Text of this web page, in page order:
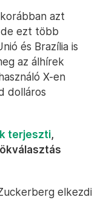
azt
de ezt több
és Brazília is
az álhírek
X-en
dolláros
terjeszti,
elkezdi